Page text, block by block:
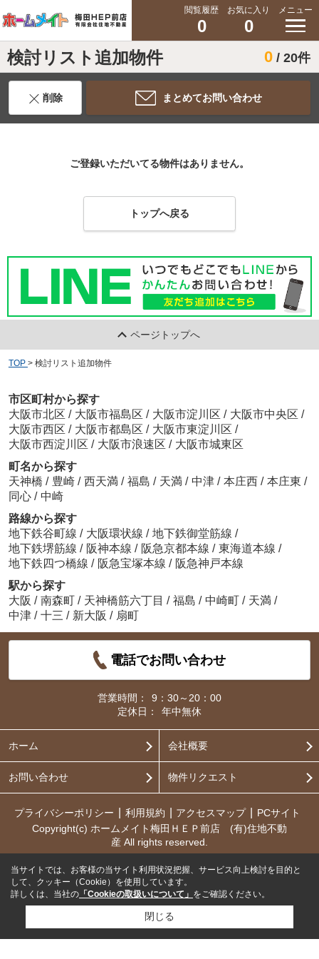
閲覧履歴
0
お気に入り
0
メニュー
検討リスト追加物件 0 / 20件
削除 まとめてお問い合わせ
ご登録いただいてる物件はありません。
トップへ戻る
ページトップへ
TOP > 検討リスト追加物件
市区町村から探す
大阪市北区 / 大阪市福島区 / 大阪市淀川区 / 大阪市中央区 /
大阪市西区 / 大阪市都島区 / 大阪市東淀川区 /
大阪市西淀川区 / 大阪市浪速区 / 大阪市城東区
町名から探す
天神橋 / 豊崎 / 西天満 / 福島 / 天満 / 中津 / 本庄西 / 本庄東 /
同心 / 中崎
路線から探す
地下鉄谷町線 / 大阪環状線 / 地下鉄御堂筋線 /
地下鉄堺筋線 / 阪神本線 / 阪急京都本線 / 東海道本線 /
地下鉄四つ橋線 / 阪急宝塚本線 / 阪急神戸本線
駅から探す
大阪 / 南森町 / 天神橋筋六丁目 / 福島 / 中崎町 / 天満 /
中津 / 十三 / 新大阪 / 扇町
電話でお問い合わせ
営業時間：
9：30～20：00
定休日：
年中無休
ホーム 会社概要
お問い合わせ 物件リクエスト
プライバシーポリシー 利用規約 アクセスマップ
PCサイト
Copyright(c) ホームメイト梅田ＨＥＰ前店 (有)住地不動
産 All rights reserved.
当サイトでは、お客様の当サイト利用状況把握、サービス向上検討を目的と
して、クッキー（Cookie）を使用しています。
詳しくは、当社の 「Cookieの取扱いについて」 をご確認ください。
閉じる